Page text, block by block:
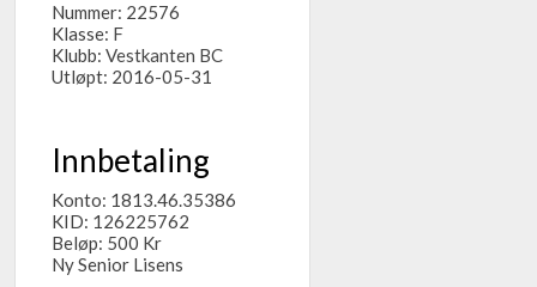
Nummer: 22576
Klasse: F
Klubb: Vestkanten BC
Utløpt: 2016-05-31
Innbetaling
Konto: 1813.46.35386
KID: 126225762
Beløp: 500 Kr
Ny Senior Lisens